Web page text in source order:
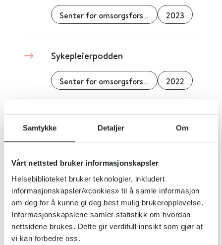
Samtykke Detaljer Om
Vårt nettsted bruker informasjonskapsler
Helsebiblioteket bruker teknologier, inkludert
informasjonskapsler/«cookies» til å samle informasjon
om deg for å kunne gi deg best mulig brukeropplevelse.
Informasjonskapslene samler statistikk om hvordan
nettsidene brukes. Dette gir verdifull innsikt som gjør at
vi kan forbedre oss.
Senter for omsorgsforskning 2023
Sykepleierpodden
Senter for omsorgsforskning 2022
Senter for omsorgsforskning
Synsproblemer etter hjerneslag
blir oversett